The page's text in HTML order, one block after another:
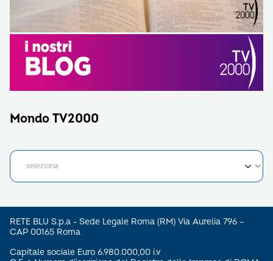
Mondo TV2000
RETE BLU S.p.a - Sede Legale Roma (RM) Via Aurelia 796 –
CAP 00165 Roma
Capitale sociale Euro 6.980.000,00 i.v